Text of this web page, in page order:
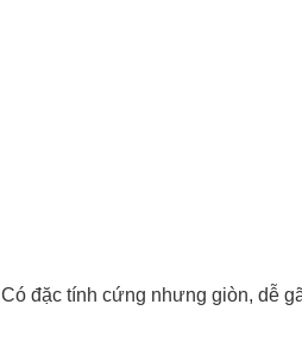
Có đặc tính cứng nhưng giòn, dễ